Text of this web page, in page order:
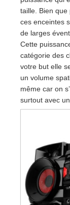
taille. Bien que
ces enceintes
de larges
Cette
catégorie des
votre but elle
un volume
même car on
surtout avec